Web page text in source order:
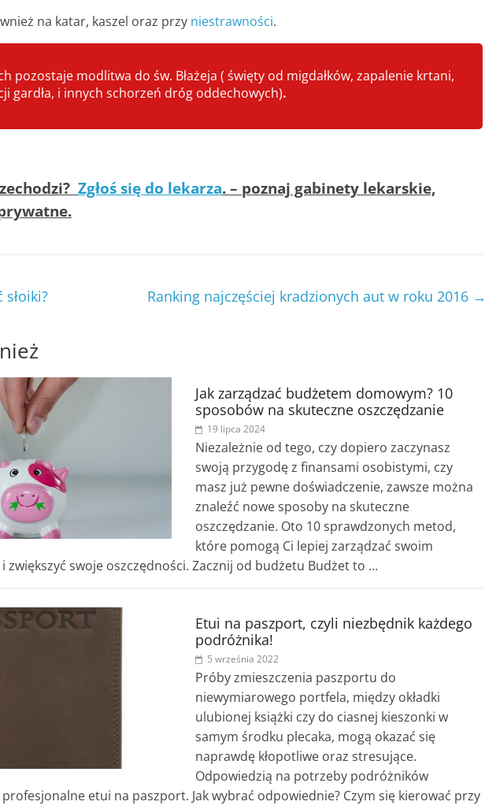
na katar, kaszel oraz przy niestrawności.
pozostaje modlitwa do św. Błażeja ( święty od migdałków, zapalenie krtani,
gardła, i innych schorzeń dróg oddechowych).
Zgłoś się do lekarza. – poznaj gabinety lekarskie,
słoiki? Ranking najczęściej kradzionych aut w roku 2016 →
Jak zarządzać budżetem domowym? 10
sposobów na skuteczne oszczędzanie
19 lipca 2024
Niezależnie od tego, czy dopiero zaczynasz
swoją przygodę z finansami osobistymi, czy
masz już pewne doświadczenie, zawsze można
znaleźć nowe sposoby na skuteczne
oszczędzanie. Oto 10 sprawdzonych metod,
które pomogą Ci lepiej zarządzać swoim
zwiększyć swoje oszczędności. Zacznij od budżetu Budżet to …
Etui na paszport, czyli niezbędnik każdego
podróżnika!
5 września 2022
Próby zmieszczenia paszportu do
niewymiarowego portfela, między okładki
ulubionej książki czy do ciasnej kieszonki w
samym środku plecaka, mogą okazać się
naprawdę kłopotliwe oraz stresujące.
Odpowiedzią na potrzeby podróżników
etui na paszport. Jak wybrać odpowiednie? Czym się kierować przy